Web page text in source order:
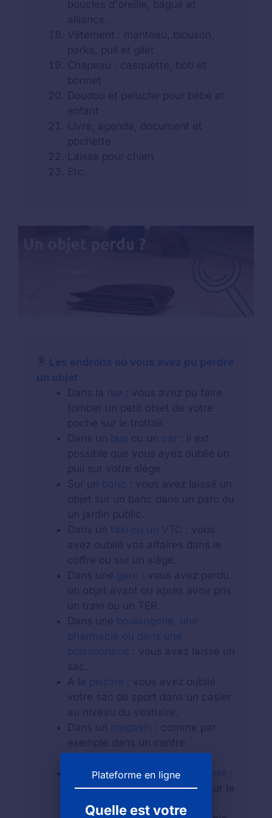
boucles d'oreille, bague et
alliance..
Vêtement : manteau, blouson,
parka, pull et gilet
Chapeau : casquette, bob et
bonnet
Doudou et peluche pour bébé et
enfant
Livre, agenda, document et
pochette
Laisse pour chien
Etc.
Les endroits où vous avez pu perdre
un objet
Dans la rue : vous avez pu faire
tomber un petit objet de votre
poche sur le trottoir.
Dans un bus ou un car : il est
possible que vous ayez oublié un
pull sur votre siège.
Sur un banc : vous avez laissé un
objet sur un banc dans un parc ou
un jardin public.
Dans un taxi ou un VTC : vous
avez oublié vos affaires dans le
coffre ou sur un siège.
Dans une gare : vous avez perdu
un objet avant ou après avoir pris
un train ou un TER.
Dans une boulangerie, une
pharmacie ou dans une
poissonnerie : vous avez laissé un
sac.
A la piscine : vous avez oublié
votre sac de sport dans un casier
au niveau du vestiaire.
Dans un magasin : comme par
exemple dans un centre
Au guichet d'unbureau de poste :
vous avez laissé votre objet sur le
comptoir.
Plateforme en ligne
Quelle est votre